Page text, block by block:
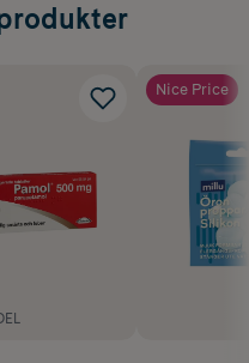
Nice Price